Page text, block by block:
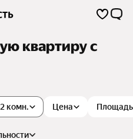
квартиру с
2 комн. Цена Площадь